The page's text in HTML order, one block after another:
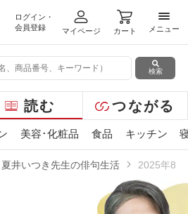
ログイン・
会員登録
マイページ カート
メニ
メニュー
検索
読む つながる
美容･化粧品 食品 キッチン
夏井いつき先生の俳句生活 2025年8